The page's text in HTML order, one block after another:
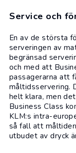
Service och
En av de största
serveringen av
begränsad
och med att
passagerarna att
måltidsservering.
helt klara, men
Business Class
KLM:s intra-
så fall att
utbudet av dryck